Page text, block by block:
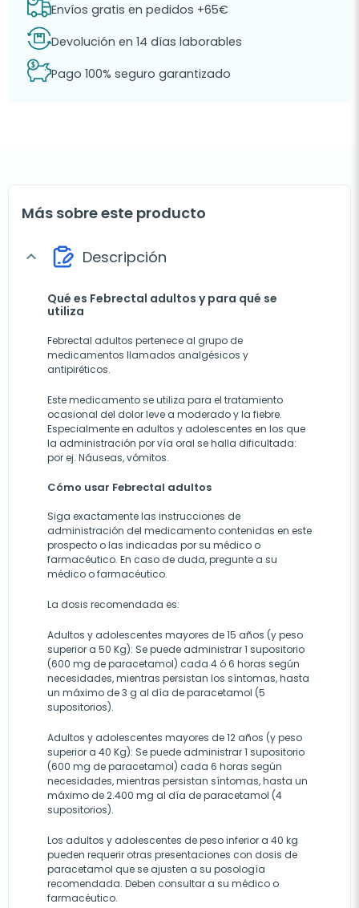
Envíos gratis en pedidos +65€
Devolución en 14 días laborables
Pago 100% seguro garantizado
Más sobre este producto
expand_more Descripción
Qué es Febrectal adultos y para qué se
utiliza
Febrectal adultos pertenece al grupo de
medicamentos llamados analgésicos y
antipiréticos.
Este medicamento se utiliza para el tratamiento
ocasional del dolor leve a moderado y la fiebre.
Especialmente en adultos y adolescentes en los que
la administración por vía oral se halla dificultada:
por ej. Náuseas, vómitos.
Cómo usar Febrectal adultos
Siga exactamente las instrucciones de
administración del medicamento contenidas en este
prospecto o las indicadas por su médico o
farmacéutico. En caso de duda, pregunte a su
médico o farmacéutico.
La dosis recomendada es:
Adultos y adolescentes mayores de 15 años (y peso
superior a 50 Kg): Se puede administrar 1 supositorio
(600 mg de paracetamol) cada 4 ó 6 horas según
necesidades, mientras persistan los síntomas, hasta
un máximo de 3 g al día de paracetamol (5
supositorios).
Adultos y adolescentes mayores de 12 años (y peso
superior a 40 Kg): Se puede administrar 1 supositorio
(600 mg de paracetamol) cada 6 horas según
necesidades, mientras persistan síntomas, hasta un
máximo de 2.400 mg al día de paracetamol (4
supositorios).
Los adultos y adolescentes de peso inferior a 40 kg
pueden requerir otras presentaciones con dosis de
paracetamol que se ajusten a su posología
recomendada. Deben consultar a su médico o
farmacéutico.